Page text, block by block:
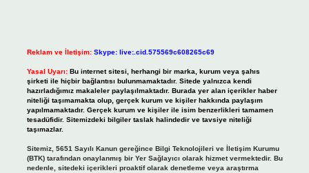
Reklam ve İletişim: Skype: live:.cid.575569c608265c69
Yasal Uyarı: Bu internet sitesi, herhangi bir marka, kurum veya şahıs
şirketi ile hiçbir bağlantısı bulunmamaktadır. Sitede yalnızca kendi
hazırladığımız makaleler paylaşılmaktadır. Burada yer alan içerikler haber
niteliği taşımamakta olup, gerçek kurum ve kişiler hakkında paylaşım
yapılmamaktadır. Gerçek kurum ve kişiler ile isim benzerlikleri tamamen
tesadüfidir. Sitemizdeki bilgiler taslak halindedir ve tavsiye niteliği
taşımazlar.
Sitemiz, 5651 Sayılı Kanun gereğince Bilgi Teknolojileri ve İletişim Kurumu
(BTK) tarafından onaylanmış bir Yer Sağlayıcı olarak hizmet vermektedir. Bu
nedenle, sitedeki içerikleri proaktif olarak denetleme veya araştırma